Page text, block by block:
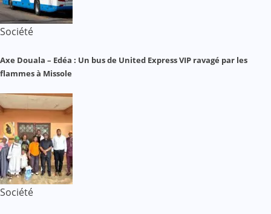
Société
Axe Douala – Edéa : Un bus de United Express VIP ravagé par les
flammes à Missole
Société